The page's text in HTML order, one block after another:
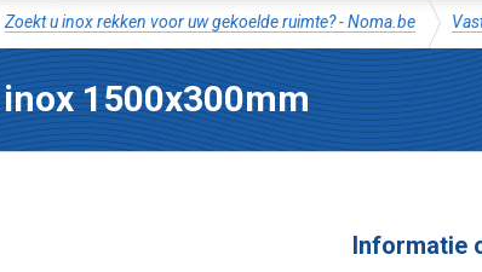
Zoekt u inox rekken voor uw gekoelde ruimte? - Noma.be
1500x300mm
Informatie